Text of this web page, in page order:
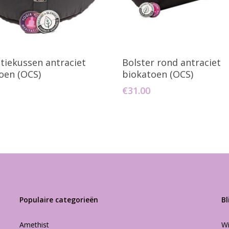
Aan Winkelwagen
antraciet
(OCS)
Toevoegen Aan
Bolster rond antraciet
biokatoen (OCS)
€31.00
Populaire categorieën
Amethist